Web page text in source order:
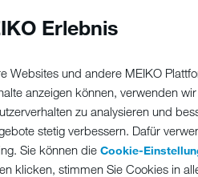
Erlebnis
Websites und andere MEIKO
anzeigen können, verwenden
zu analysieren und
stetig verbessern. Dafür
Sie können die Cookie-
klicken, stimmen Sie Cookies in
Stiftung als Eigentümerin des
innovativen, sinnstiftenden
inklusive Urlaubs- und
Altersvorsorge sowie weitere
eigene Ferienwohnungen
vollem Herzen und leben
und eine anspruchsvolle,